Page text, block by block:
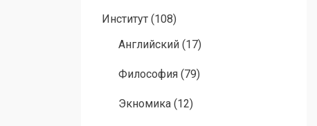
Институт (108)
Английский (17)
Философия (79)
Экномика (12)